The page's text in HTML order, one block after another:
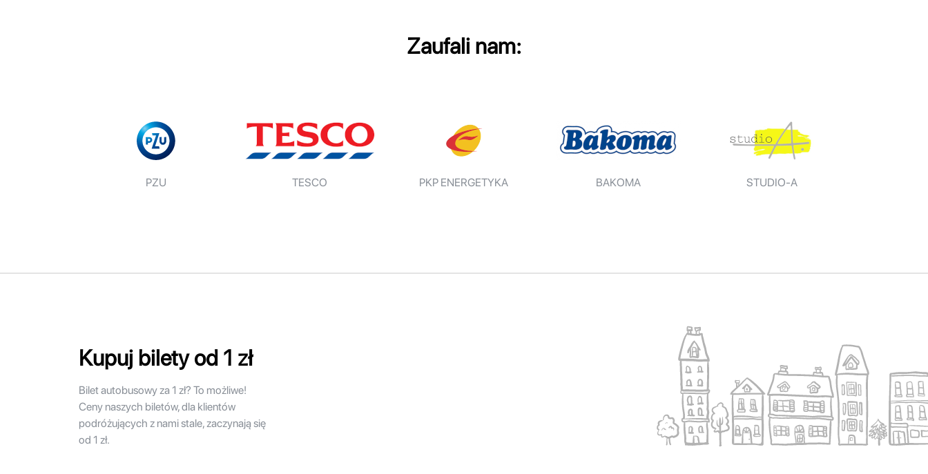
Zaufali nam:
PZU TESCO PKP ENERGETYKA BAKOMA STUDIO-A
Kupuj bilety od 1 zł
Bilet autobusowy za 1 zł? To możliwe!
Ceny naszych biletów, dla klientów
podróżujących z nami stale, zaczynają się
od 1 zł.